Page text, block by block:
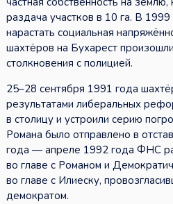
раздача участков в 10 га. В 1999
нарастать социальная
шахтёров на Бухарест
столкновения с полицией.
25–28 сентября 1991 года
результатами либеральных
в столицу и устроили серию
Романа было отправлено в
года — апреле 1992 года ФНС
во главе с Романом и
во главе с Илиеску,
демократом.